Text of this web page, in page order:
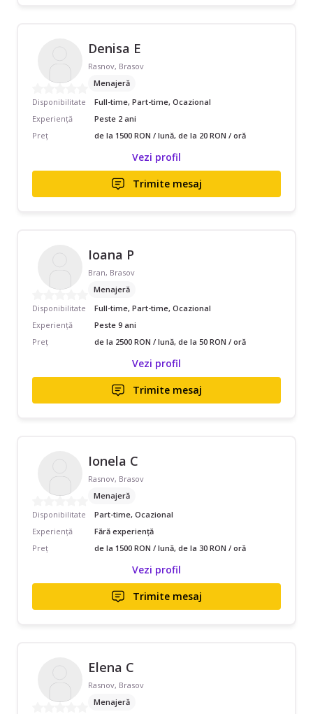
Denisa E
Rasnov, Brasov
Menajeră
Disponibilitate
Full-time, Part-time, Ocazional
Experiență
Peste 2 ani
Preț
de la 1500 RON / lună, de la 20 RON / oră
Vezi profil
Trimite mesaj
Ioana P
Bran, Brasov
Menajeră
Disponibilitate
Full-time, Part-time, Ocazional
Experiență
Peste 9 ani
Preț
de la 2500 RON / lună, de la 50 RON / oră
Vezi profil
Trimite mesaj
Ionela C
Rasnov, Brasov
Menajeră
Disponibilitate
Part-time, Ocazional
Experiență
Fără experiență
Preț
de la 1500 RON / lună, de la 30 RON / oră
Vezi profil
Trimite mesaj
Elena C
Rasnov, Brasov
Menajeră